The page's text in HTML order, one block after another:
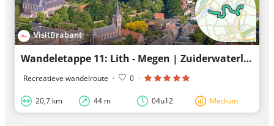
VisitBrabant
Wandeletappe 11: Lith - Megen | Zuiderwaterlinie
Recreatieve wandelroute · 0 ·
20,7 km 44 m 04u12 Medium